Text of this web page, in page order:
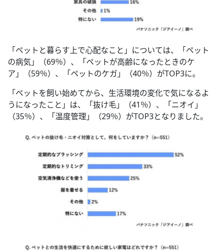
「ペットと暮らす上で心配なこと」については、「ペット
の病気」（69％）、「ペットが高齢になったときのケ
ア」（59％）、「ペットのケガ」（40％）がTOP3に。
「ペットを飼い始めてから、生活環境の変化で気になるよ
うになったこと」は、「抜け毛」（41％）、「ニオイ」
（35％）、「温度管理」（29％）がTOP3となりました。